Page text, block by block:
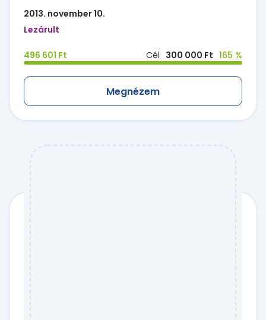
2013. november 10.
Lezárult
496 601 Ft Cél 300 000 Ft 165 %
Megnézem